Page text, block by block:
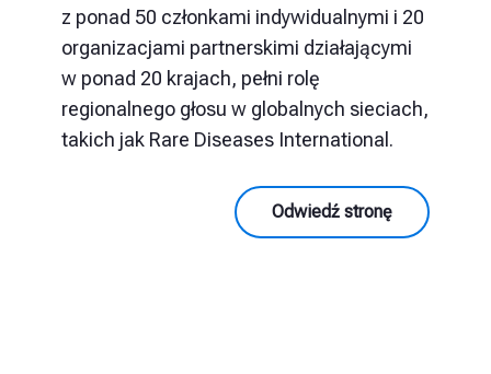
z ponad 50 członkami indywidualnymi i 20
organizacjami partnerskimi działającymi
w ponad 20 krajach, pełni rolę
regionalnego głosu w globalnych sieciach,
takich jak Rare Diseases International.
Odwiedź stronę